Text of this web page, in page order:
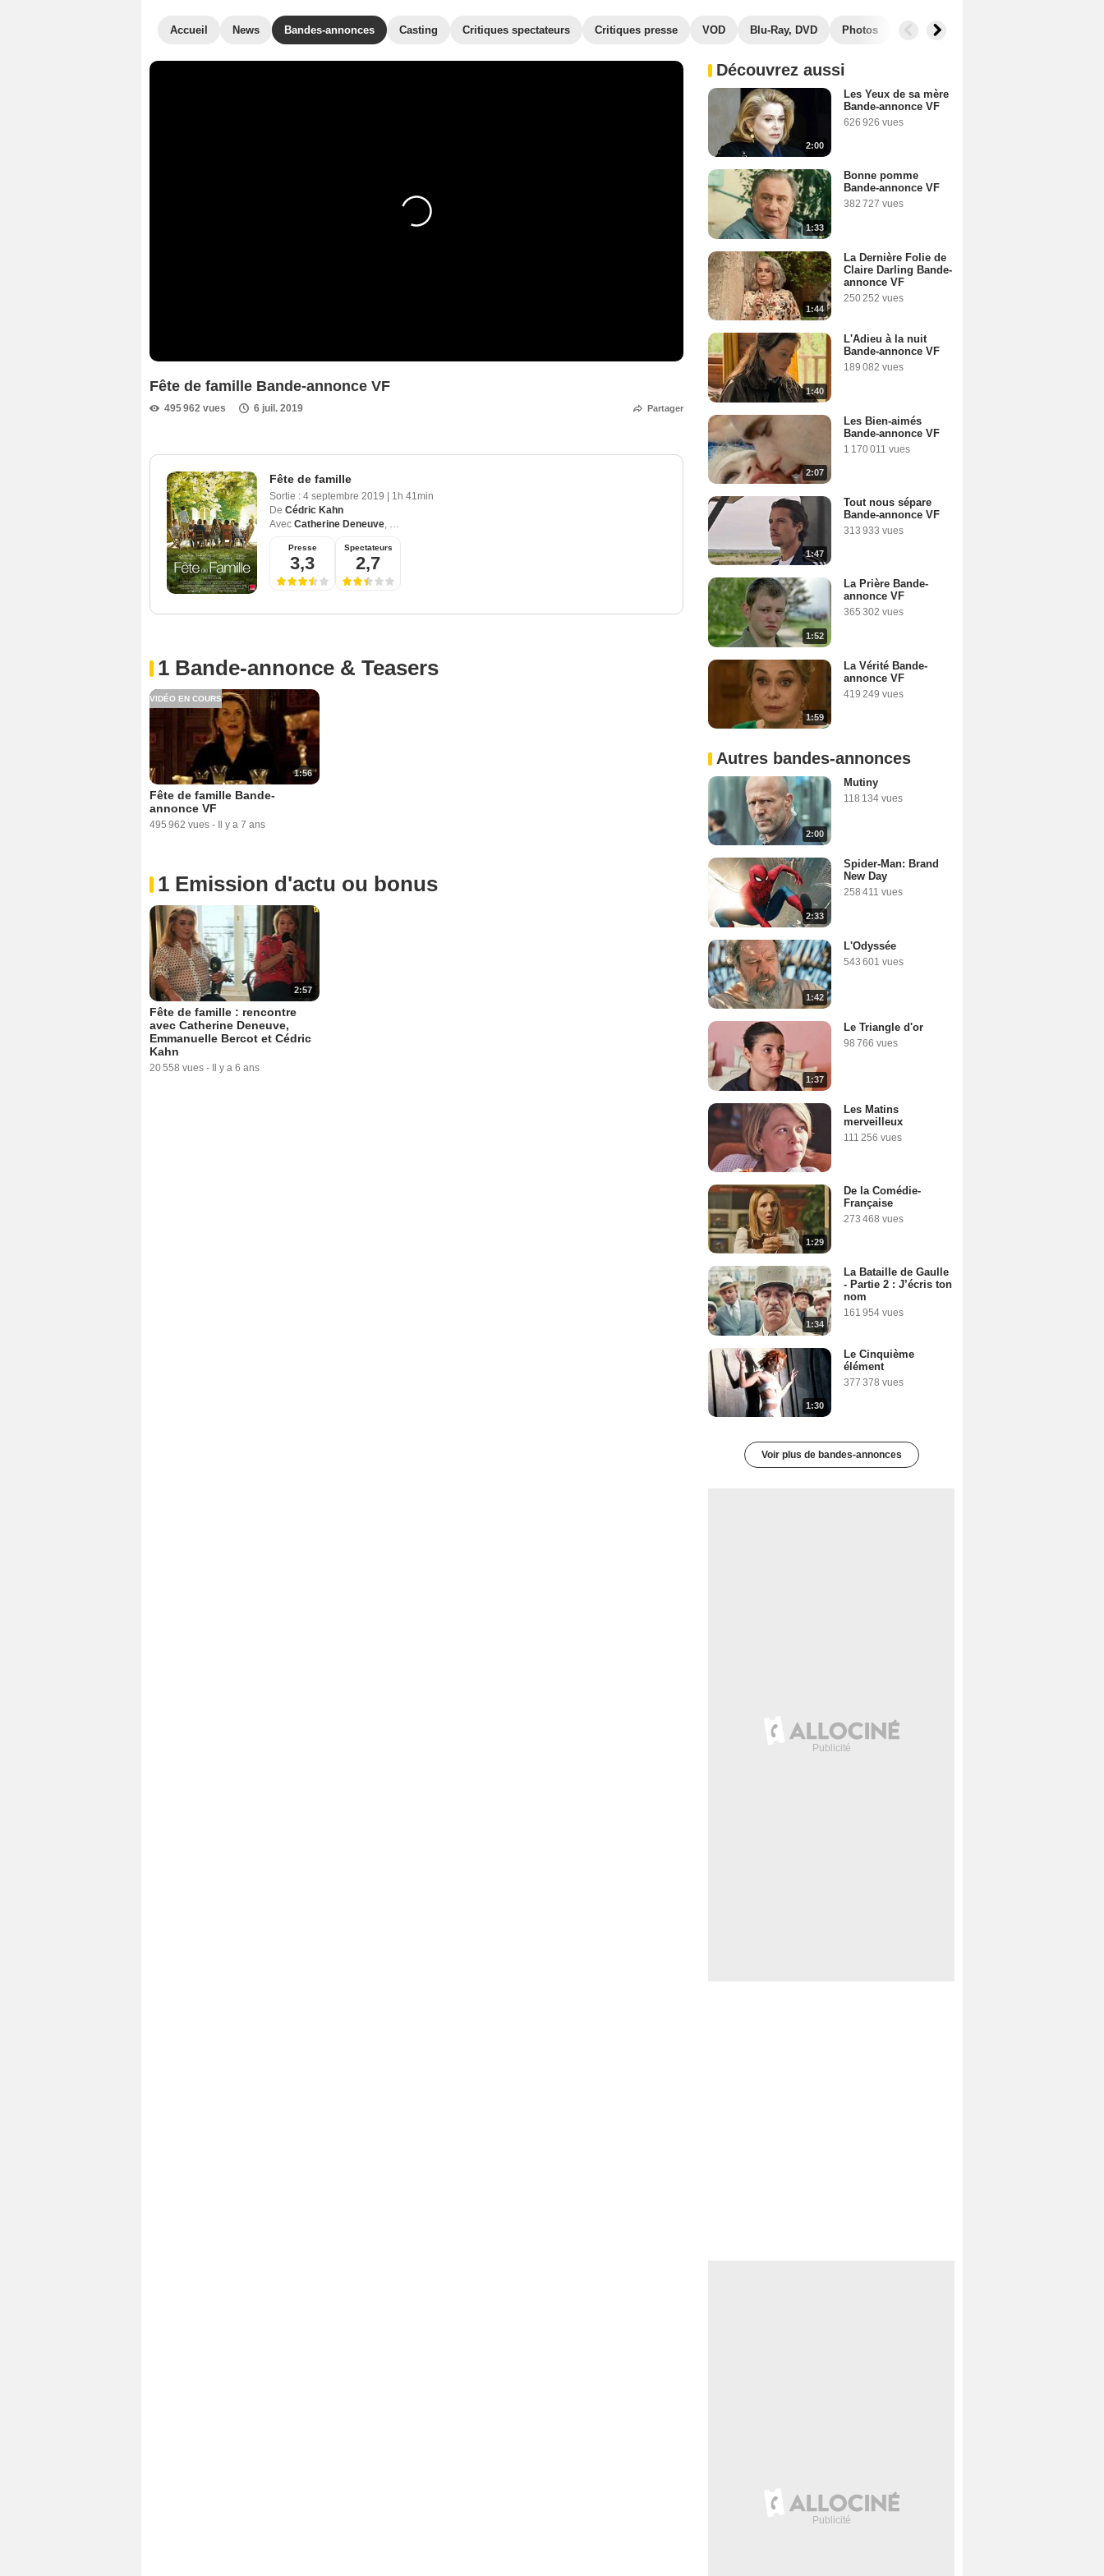
Accueil News Bandes-annonces Casting Critiques spectateurs Critiques presse VOD Blu-Ray, DVD Photos Secrets de tournage
Fête de famille Bande-annonce VF
495 962 vues 6 juil. 2019 Partager
Fête de famille
Sortie : 4 septembre 2019
1h 41min
De Cédric Kahn
Avec Catherine Deneuve, Emmanuelle Bercot
Presse
3,3
Spectateurs
2,7
1 Bande-annonce & Teasers
1:56
VIDÉO EN COURS
Fête de famille Bande-
annonce VF
495 962 vues - Il y a 7 ans
1 Emission d'actu ou bonus
2:57
Fête de famille : rencontre
avec Catherine Deneuve,
Emmanuelle Bercot et Cédric
Kahn
20 558 vues - Il y a 6 ans
Découvrez aussi
2:00
Les Yeux de sa mère
Bande-annonce VF
626 926 vues
1:33
Bonne pomme
Bande-annonce VF
382 727 vues
1:44
La Dernière Folie de
Claire Darling Bande-
annonce VF
250 252 vues
1:40
L'Adieu à la nuit
Bande-annonce VF
189 082 vues
2:07
Les Bien-aimés
Bande-annonce VF
1 170 011 vues
1:47
Tout nous sépare
Bande-annonce VF
313 933 vues
1:52
La Prière Bande-
annonce VF
365 302 vues
1:59
La Vérité Bande-
annonce VF
419 249 vues
Autres bandes-annonces
2:00
Mutiny
118 134 vues
2:33
Spider-Man: Brand
New Day
258 411 vues
1:42
L'Odyssée
543 601 vues
1:37
Le Triangle d'or
98 766 vues
Les Matins
merveilleux
111 256 vues
1:29
De la Comédie-
Française
273 468 vues
1:34
La Bataille de Gaulle
- Partie 2 : J’écris ton
nom
161 954 vues
1:30
Le Cinquième
élément
377 378 vues
Voir plus de bandes-annonces